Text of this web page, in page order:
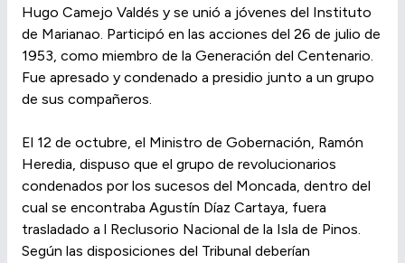
Hugo Camejo Valdés y se unió a jóvenes del Instituto
de Marianao. Participó en las acciones del 26 de julio de
1953, como miembro de la Generación del Centenario.
Fue apresado y condenado a presidio junto a un grupo
de sus compañeros.
El 12 de octubre, el Ministro de Gobernación, Ramón
Heredia, dispuso que el grupo de revolucionarios
condenados por los sucesos del Moncada, dentro del
cual se encontraba Agustín Díaz Cartaya, fuera
trasladado a l Reclusorio Nacional de la Isla de Pinos.
Según las disposiciones del Tribunal deberían